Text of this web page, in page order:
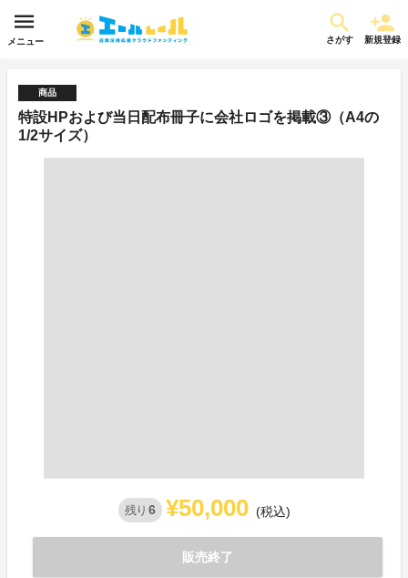
メニュー さがす 新規登録
商品
特設HPおよび当日配布冊子に会社ロゴを掲載③（A4の
1/2サイズ）
残り 6 ¥50,000 (税込)
販売終了